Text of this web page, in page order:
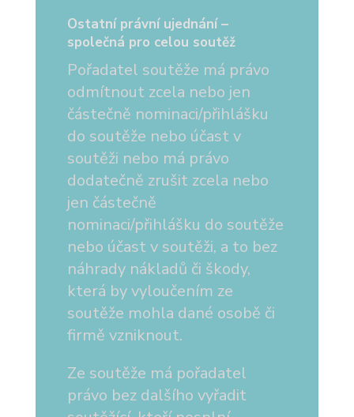
Ostatní právní ujednání –
společná pro celou soutěž
Pořadatel soutěže má právo
odmítnout zcela nebo jen
částečně nominaci/přihlášku
do soutěže nebo účast v
soutěži nebo má právo
dodatečně zrušit zcela nebo
jen částečně
nominaci/přihlášku do soutěže
nebo účast v soutěži, a to bez
náhrady nákladů či škody,
která by vyloučením ze
soutěže mohla dané osobě či
firmě vzniknout.
Ze soutěže má pořadatel
právo bez dalšího vyřadit